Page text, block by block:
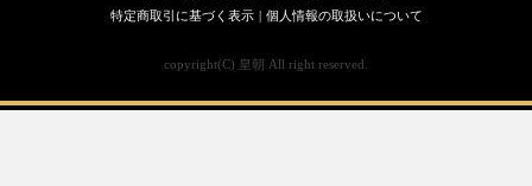
特定商取引に基づく表示 | 個人情報の取扱いについて
copyright(C) 皇朝 All right reserved.